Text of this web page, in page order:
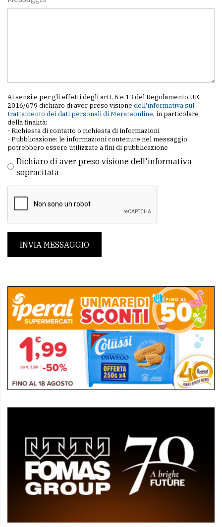
Ai sensi e per gli effetti degli artt. 6 e 13 del Regolamento UE
2016/679 dichiaro di aver preso visione dell'informativa sul
trattamento dei dati personali di Merateonline, in particolare
della finalità:
- Richiesta di contatto o richiesta di informazioni
- Pubblicazione: le informazioni contenute nel messaggio
potrebbero essere utilizzate a fini di pubblicazione
Dichiaro di aver preso visione dell'informativa
sopracitata
INVIA MESSAGGIO